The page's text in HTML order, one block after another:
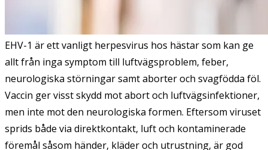
EHV-1 är ett vanligt herpesvirus hos hästar som kan ge
allt från inga symptom till luftvägsproblem, feber,
neurologiska störningar samt aborter och svagfödda föl.
Vaccin ger visst skydd mot abort och luftvägsinfektioner,
men inte mot den neurologiska formen. Eftersom viruset
sprids både via direktkontakt, luft och kontaminerade
föremål såsom händer, kläder och utrustning, är god